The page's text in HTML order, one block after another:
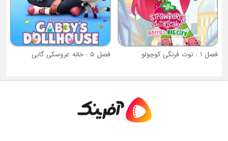
فصل 5 : خانه عروسکی گابی